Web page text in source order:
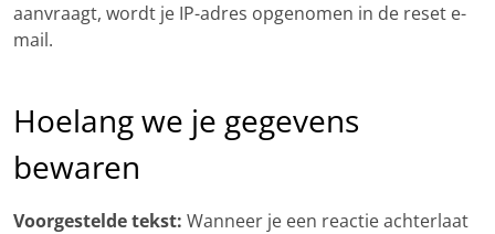
aanvraagt, wordt je IP-adres opgenomen in de reset e-
mail.
Hoelang we je gegevens
bewaren
Voorgestelde tekst: Wanneer je een reactie achterlaat